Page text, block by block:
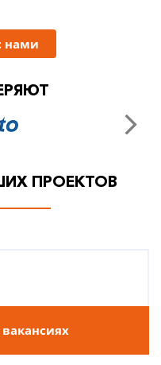
нами
ПРОЕКТОВ